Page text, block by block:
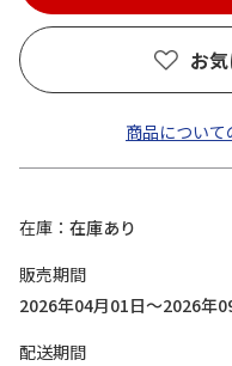
お
商品につい
在庫
在庫あり
販売期間
2026年04月01日～2026年
配送期間